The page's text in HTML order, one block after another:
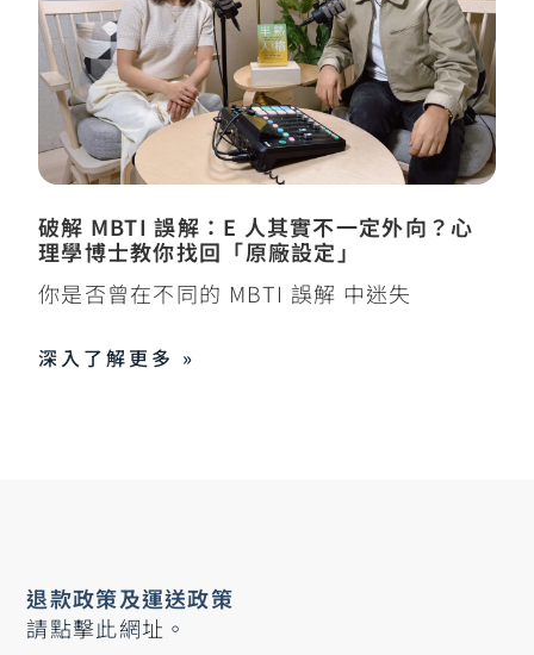
破解 MBTI 誤解：E 人其實不一定外向？心
理學博士教你找回「原廠設定」
你是否曾在不同的 MBTI 誤解 中迷失
深入了解更多 »
退款政策及運送政策
請點擊此網址。